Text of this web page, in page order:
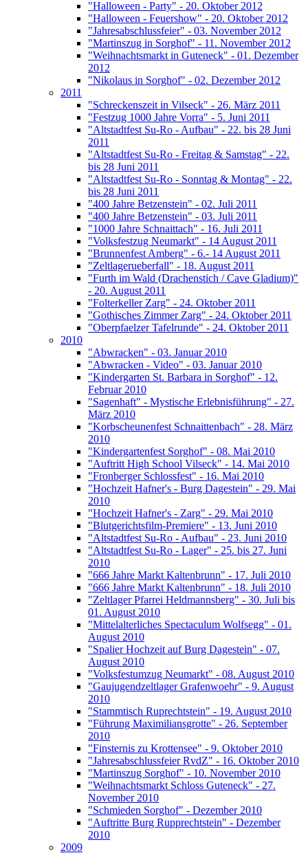
"Halloween - Party" - 20. Oktober 2012
"Halloween - Feuershow" - 20. Oktober 2012
"Jahresabschlussfeier" - 03. November 2012
"Martinszug in Sorghof" - 11. November 2012
"Weihnachtsmarkt in Guteneck" - 01. Dezember
2012
"Nikolaus in Sorghof" - 02. Dezember 2012
2011
"Schreckenszeit in Vilseck" - 26. März 2011
"Festzug 1000 Jahre Vorra" - 5. Juni 2011
"Altstadtfest Su-Ro - Aufbau" - 22. bis 28 Juni
2011
"Altstadtfest Su-Ro - Freitag & Samstag" - 22.
bis 28 Juni 2011
"Altstadtfest Su-Ro - Sonntag & Montag" - 22.
bis 28 Juni 2011
"400 Jahre Betzenstein" - 02. Juli 2011
"400 Jahre Betzenstein" - 03. Juli 2011
"1000 Jahre Schnaittach" - 16. Juli 2011
"Volksfestzug Neumarkt" - 14 August 2011
"Brunnenfest Amberg" - 6.- 14 August 2011
"Zeltlagerueberfall" - 18. August 2011
"Furth im Wald (Drachenstich / Cave Gladium)"
- 20. August 2011
"Folterkeller Zarg" - 24. Oktober 2011
"Gothisches Zimmer Zarg" - 24. Oktober 2011
"Oberpfaelzer Tafelrunde" - 24. Oktober 2011
2010
"Abwracken" - 03. Januar 2010
"Abwracken - Video" - 03. Januar 2010
"Kindergarten St. Barbara in Sorghof" - 12.
Februar 2010
"Sagenhaft" - Mystische Erlebnisführung" - 27.
März 2010
"Korbscheunenfest Schnaittenbach" - 28. März
2010
"Kindergartenfest Sorghof" - 08. Mai 2010
"Auftritt High School Vilseck" - 14. Mai 2010
"Fronberger Schlossfest" - 16. Mai 2010
"Hochzeit Hafner's - Burg Dagestein" - 29. Mai
2010
"Hochzeit Hafner's - Zarg" - 29. Mai 2010
"Blutgerichtsfilm-Premiere" - 13. Juni 2010
"Altstadtfest Su-Ro - Aufbau" - 23. Juni 2010
"Altstadtfest Su-Ro - Lager" - 25. bis 27. Juni
2010
"666 Jahre Markt Kaltenbrunn" - 17. Juli 2010
"666 Jahre Markt Kaltenbrunn" - 18. Juli 2010
"Zeltlager Pfarrei Heldmannsberg" - 30. Juli bis
01. August 2010
"Mittelalterliches Spectaculum Wolfsegg" - 01.
August 2010
"Spalier Hochzeit auf Burg Dagestein" - 07.
August 2010
"Volksfestumzug Neumarkt" - 08. August 2010
"Gaujugendzeltlager Grafenwoehr" - 9. August
2010
"Stammtisch Ruprechtstein" - 19. August 2010
"Führung Maximiliansgrotte" - 26. September
2010
"Finsternis zu Krottensee" - 9. Oktober 2010
"Jahresabschlussfeier RvdZ" - 16. Oktober 2010
"Martinszug Sorghof" - 10. November 2010
"Weihnachtsmarkt Schloss Guteneck" - 27.
November 2010
"Schmieden Sorghof" - Dezember 2010
"Auftritte Burg Rupprechtstein" - Dezember
2010
2009